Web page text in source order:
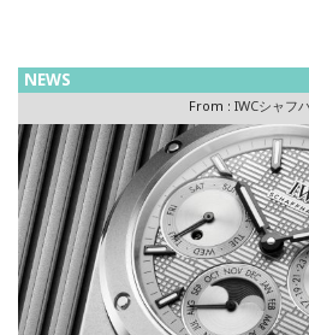
クオリーブグリーンが登場IWCシ
ブで開催されたウォッチズ＆ワン
リーンのセラミック製「インヂュ
42」を発
NEWS
From : IWCシャフ